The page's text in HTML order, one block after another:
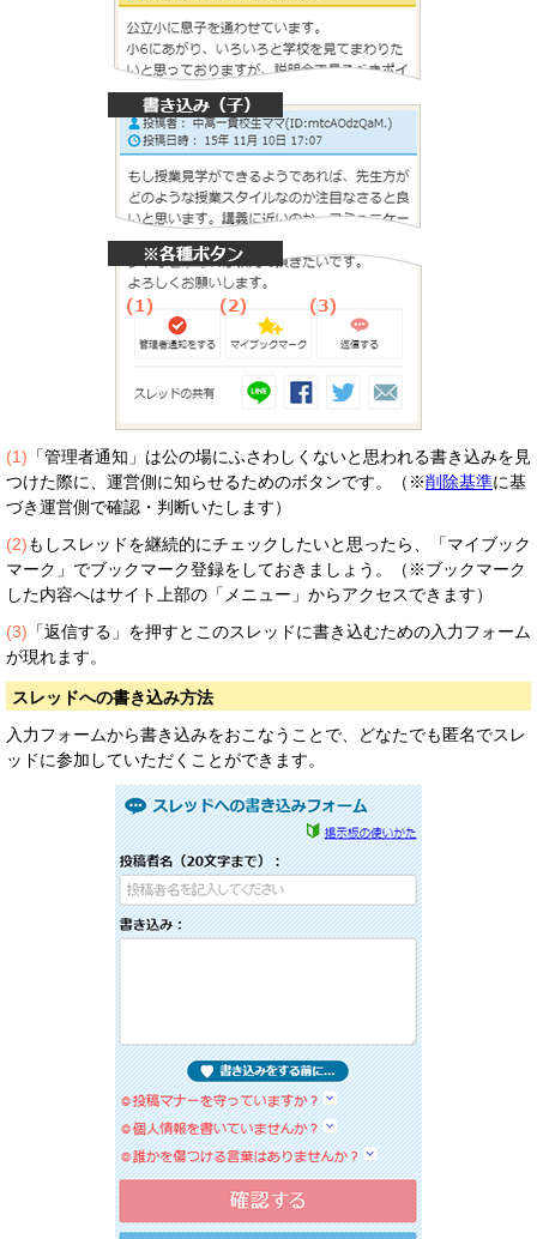
(1) 「管理者通知」は公の場にふさわしくないと思われる書き込みを見
つけた際に、運営側に知らせるためのボタンです。（※削除基準に基
づき運営側で確認・判断いたします）
(2)もしスレッドを継続的にチェックしたいと思ったら、「マイブック
マーク」でブックマーク登録をしておきましょう。（※ブックマーク
した内容へはサイト上部の「メニュー」からアクセスできます）
(3) 「返信する」を押すとこのスレッドに書き込むための入力フォーム
が現れます。
スレッドへの書き込み方法
入力フォームから書き込みをおこなうことで、どなたでも匿名でスレ
ッドに参加していただくことができます。